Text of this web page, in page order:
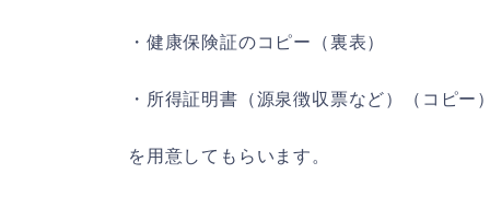
・健康保険証のコピー（裏表）
・所得証明書（源泉徴収票など）（コピー）
を用意してもらいます。